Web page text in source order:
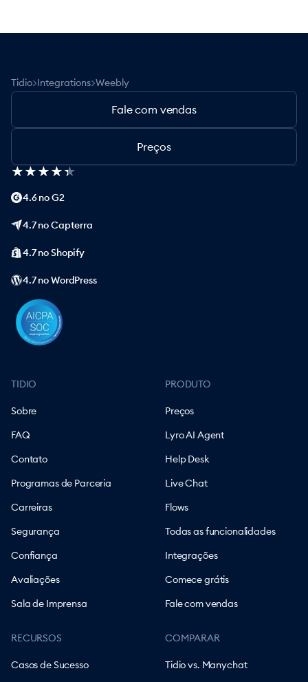
Tidio>Integrations>Weebly
TIDIO
Sobre
FAQ
Contato
Programas de Parceria
Carreiras
Segurança
Confiança
Avaliações
Sala de Imprensa
PRODUTO
Preços
Lyro AI Agent
Help Desk
Live Chat
Flows
Todas as funcionalidades
Integrações
Comece grátis
Fale com vendas
RECURSOS
Casos de Sucesso
COMPARAR
Tidio vs. Manychat
Fale com vendas
Preços
★★★★★
★★★★★
4.6 no G2
4.7 no Capterra
4.7 no Shopify
4.7 no WordPress